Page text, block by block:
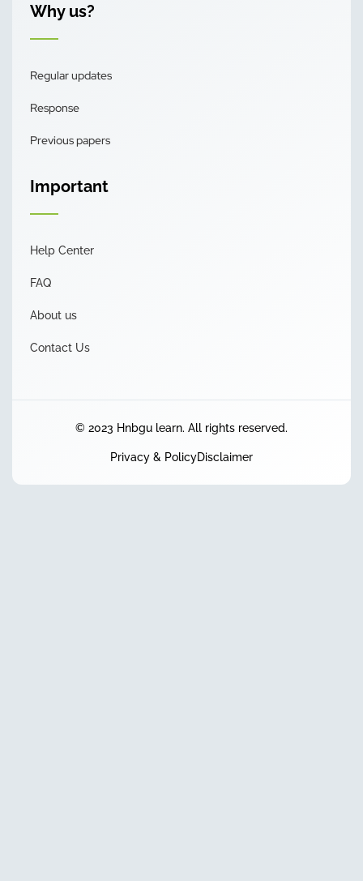
Why us?
Regular updates
Response
Previous papers
Important
Help Center
FAQ
About us
Contact Us
© 2023 Hnbgu learn. All rights reserved.
Privacy & PolicyDisclaimer